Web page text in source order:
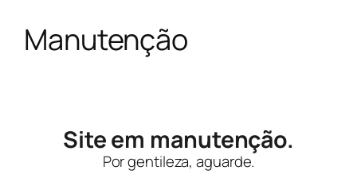
Manutenção
Site em manutenção.
Por gentileza, aguarde.